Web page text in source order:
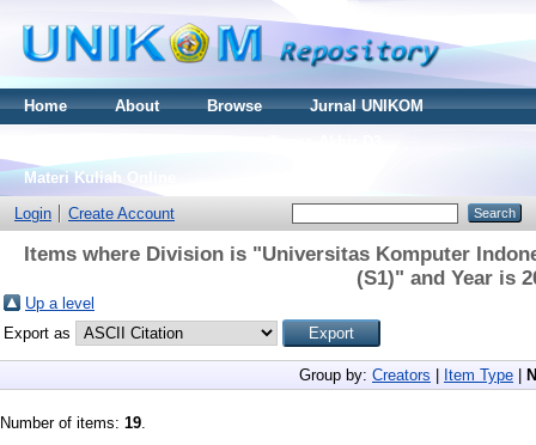
Home About Browse
Jurnal UNIKOM
Materi Kuliah Online
Login
Create Account
Items where Division is "Universitas Komputer
(S1)" and Year is
Up a level
Export as
Group by: Creators Item Type
Number of items: 19.